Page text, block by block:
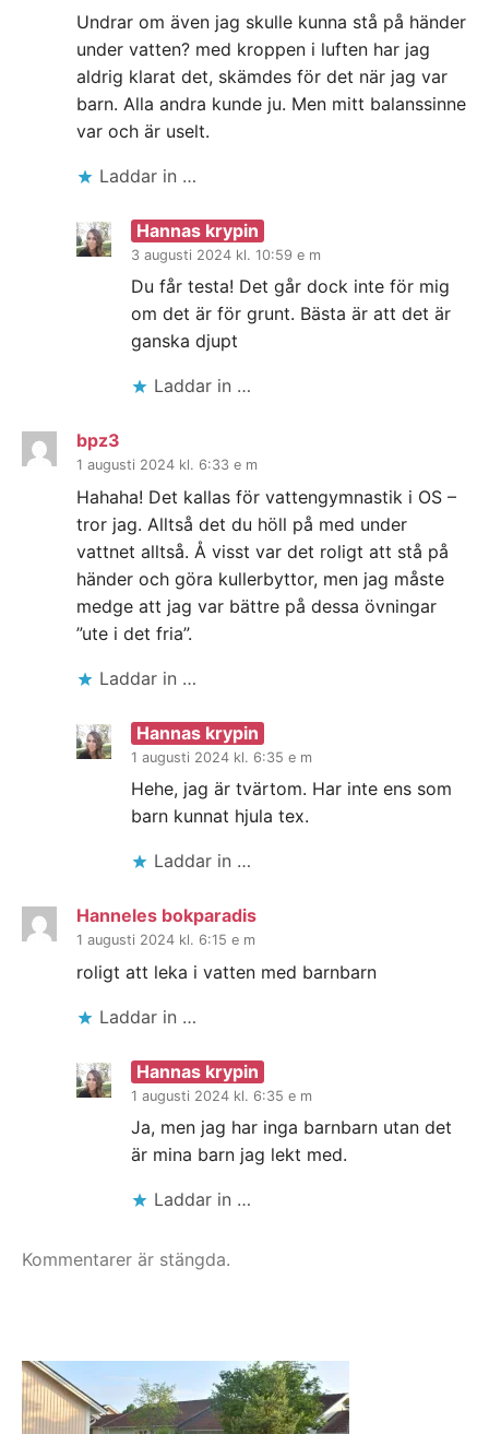
Undrar om även jag skulle kunna stå på händer
under vatten? med kroppen i luften har jag
aldrig klarat det, skämdes för det när jag var
barn. Alla andra kunde ju. Men mitt balanssinne
var och är uselt.
Laddar in …
Hannas krypin
3 augusti 2024 kl. 10:59 e m
Du får testa! Det går dock inte för mig
om det är för grunt. Bästa är att det är
ganska djupt
Laddar in …
bpz3
1 augusti 2024 kl. 6:33 e m
Hahaha! Det kallas för vattengymnastik i OS –
tror jag. Alltså det du höll på med under
vattnet alltså. Å visst var det roligt att stå på
händer och göra kullerbyttor, men jag måste
medge att jag var bättre på dessa övningar
”ute i det fria”.
Laddar in …
Hannas krypin
1 augusti 2024 kl. 6:35 e m
Hehe, jag är tvärtom. Har inte ens som
barn kunnat hjula tex.
Laddar in …
Hanneles bokparadis
1 augusti 2024 kl. 6:15 e m
roligt att leka i vatten med barnbarn
Laddar in …
Hannas krypin
1 augusti 2024 kl. 6:35 e m
Ja, men jag har inga barnbarn utan det
är mina barn jag lekt med.
Laddar in …
Kommentarer är stängda.